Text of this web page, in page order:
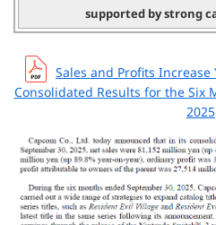
supported by strong
Sales and Profits Increase
Consolidated Results for the Six
2025